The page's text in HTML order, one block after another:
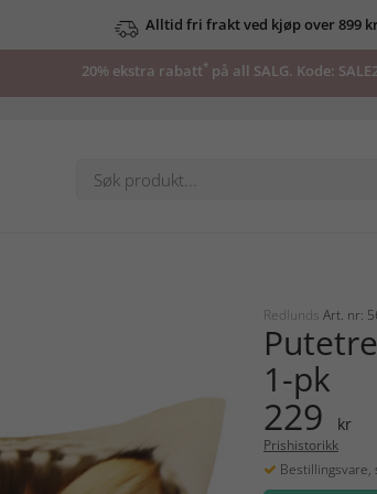
Alltid fri frakt ved kjøp over 899
20% ekstra rabatt* på all SALG. Kode:
Redlunds Art. nr:
1-pk
229 kr
Prishistorikk
Bestillingsvare,